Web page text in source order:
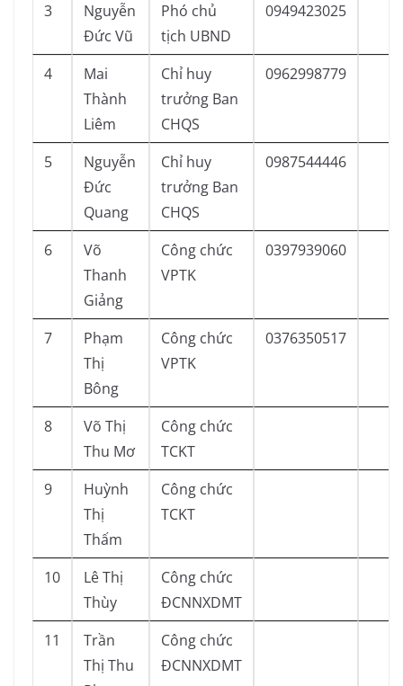
3
Nguyễn
Đức Vũ
Phó chủ
tịch UBND
0949423025
4
Mai
Thành
Liêm
Chỉ huy
trưởng Ban
CHQS
0962998779
5
Nguyễn
Đức
Quang
Chỉ huy
trưởng Ban
CHQS
0987544446
6
Võ
Thanh
Giảng
Công chức
VPTK
0397939060
7
Phạm
Thị
Bông
Công chức
VPTK
0376350517
8
Võ Thị
Thu Mơ
Công chức
TCKT
9
Huỳnh
Thị
Thấm
Công chức
TCKT
10
Lê Thị
Thùy
Công chức
ĐCNNXDMT
11
Trần
Thị Thu
Công chức
ĐCNNXDMT